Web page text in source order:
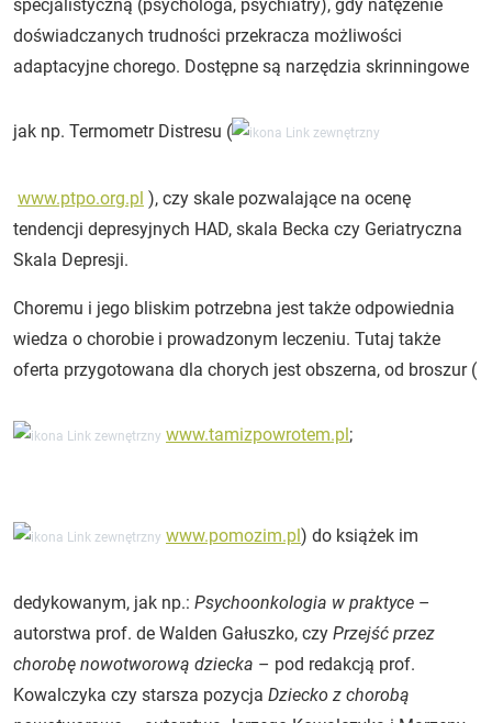
specjalistyczną (psychologa, psychiatry), gdy natężenie
doświadczanych trudności przekracza możliwości
adaptacyjne chorego. Dostępne są narzędzia skrinningowe
jak np. Termometr Distresu (
www.ptpo.org.pl ), czy skale pozwalające na ocenę
tendencji depresyjnych HAD, skala Becka czy Geriatryczna
Skala Depresji.
Choremu i jego bliskim potrzebna jest także odpowiednia
wiedza o chorobie i prowadzonym leczeniu. Tutaj także
oferta przygotowana dla chorych jest obszerna, od broszur (
www.tamizpowrotem.pl;
www.pomozim.pl) do książek im
dedykowanym, jak np.: Psychoonkologia w praktyce –
autorstwa prof. de Walden Gałuszko, czy Przejść przez
chorobę nowotworową dziecka – pod redakcją prof.
Kowalczyka czy starsza pozycja Dziecko z chorobą